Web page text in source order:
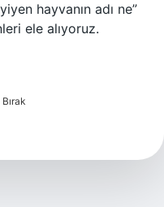
hayvanın adı ne”
ele alıyoruz.